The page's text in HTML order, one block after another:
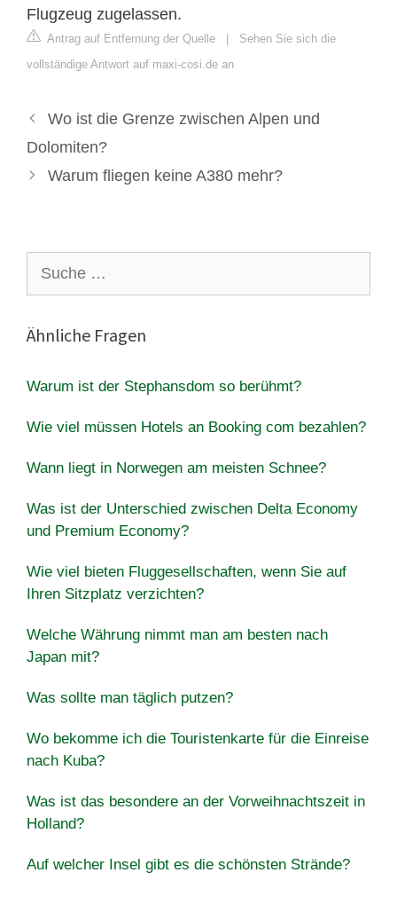
Flugzeug zugelassen.
Antrag auf Entfernung der Quelle | Sehen Sie sich die
vollständige Antwort auf maxi-cosi.de an
Wo ist die Grenze zwischen Alpen und
Dolomiten?
Warum fliegen keine A380 mehr?
nach:
Ähnliche Fragen
Warum ist der Stephansdom so berühmt?
Wie viel müssen Hotels an Booking com bezahlen?
Wann liegt in Norwegen am meisten Schnee?
Was ist der Unterschied zwischen Delta Economy
und Premium Economy?
Wie viel bieten Fluggesellschaften, wenn Sie auf
Ihren Sitzplatz verzichten?
Welche Währung nimmt man am besten nach
Japan mit?
Was sollte man täglich putzen?
Wo bekomme ich die Touristenkarte für die Einreise
nach Kuba?
Was ist das besondere an der Vorweihnachtszeit in
Holland?
Auf welcher Insel gibt es die schönsten Strände?